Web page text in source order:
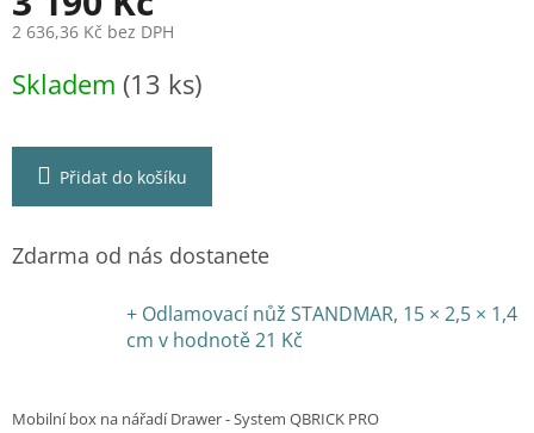
2 636,36 Kč bez DPH
cena:
Skladem (13 ks)
Přidat do košíku
Zdarma od nás dostanete
+ Odlamovací nůž STANDMAR, 15 × 2,5 × 1,4
cm v hodnotě 21 Kč
Mobilní box na nářadí Drawer - System QBRICK PRO